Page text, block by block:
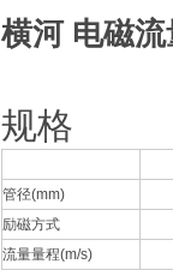
横河 电磁
规格
管径(mm)
励磁方式
流量量程(m/s)